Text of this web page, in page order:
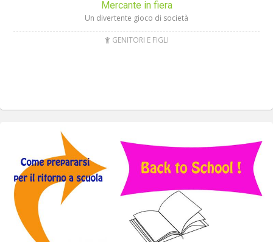
Mercante in fiera
Un divertente gioco di società
GENITORI E FIGLI